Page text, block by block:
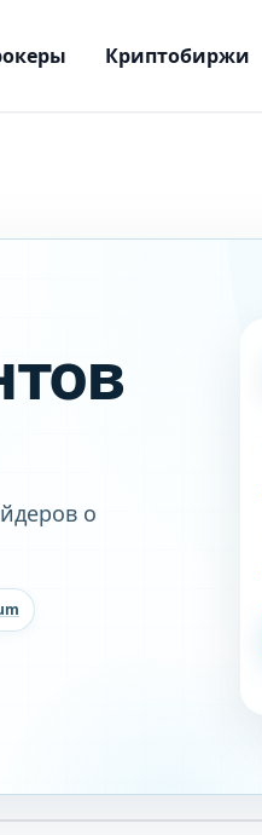
Криптобиржи
о